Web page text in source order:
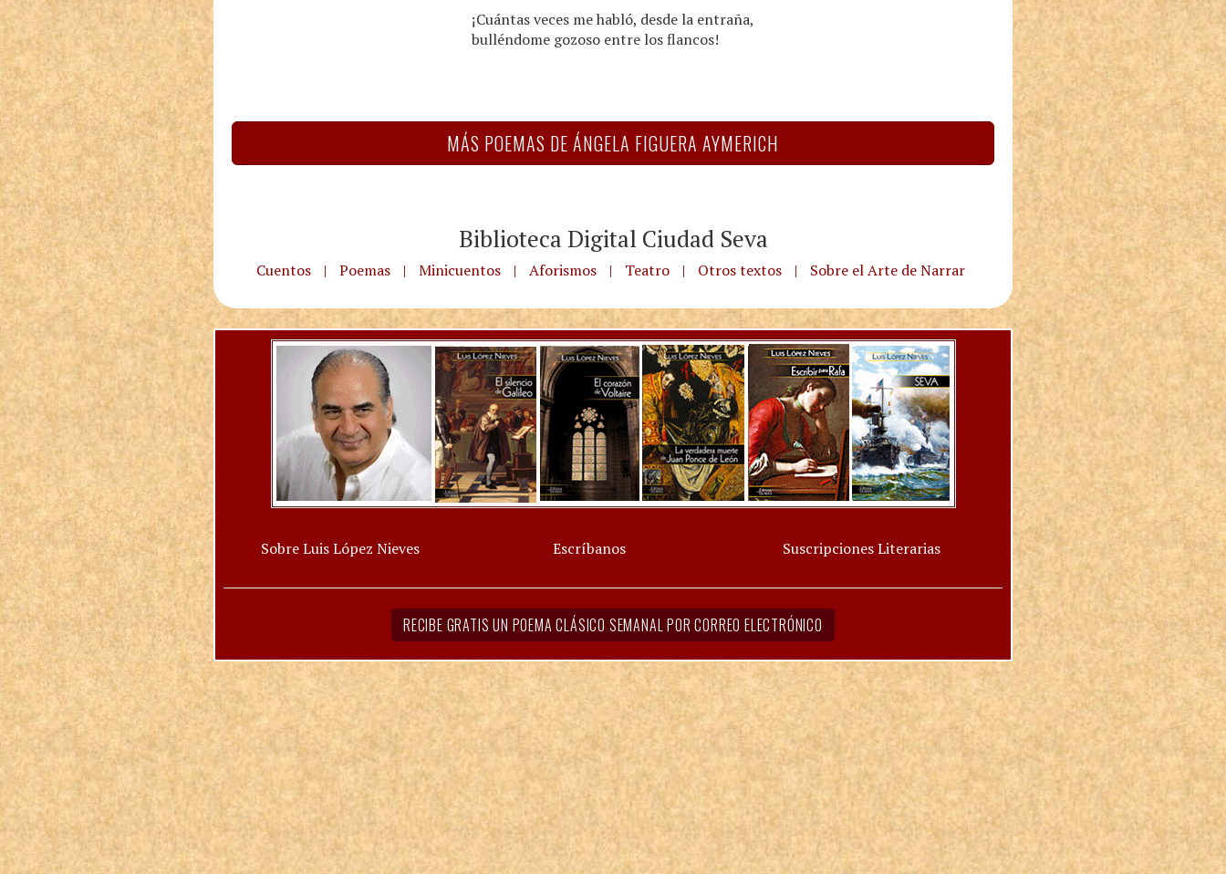
¡Cuántas veces me habló, desde la entraña,
bulléndome gozoso entre los flancos!
MÁS POEMAS DE ÁNGELA FIGUERA AYMERICH
Biblioteca Digital Ciudad Seva
Cuentos | Poemas | Minicuentos | Aforismos | Teatro | Otros textos | Sobre el Arte de Narrar
Sobre Luis López Nieves Escríbanos Suscripciones Literarias
RECIBE GRATIS UN POEMA CLÁSICO SEMANAL POR CORREO ELECTRÓNICO